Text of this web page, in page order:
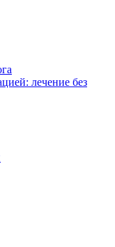
лечение без